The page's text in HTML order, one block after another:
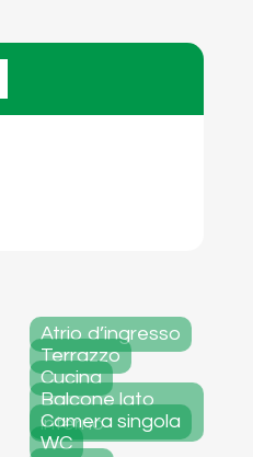
Atrio d’ingresso
Terrazzo
Cucina
Balcone lato
interno
Camera singola
WC